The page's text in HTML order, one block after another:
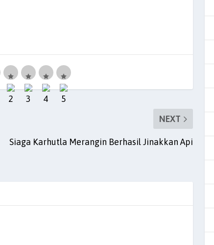
NEXT
Siaga Karhutla Merangin Berhasil Jinakkan Api